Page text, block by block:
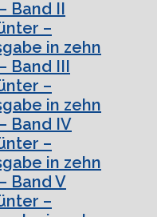
Band II
–
in zehn
Band III
–
in zehn
Band IV
–
in zehn
Band V
–